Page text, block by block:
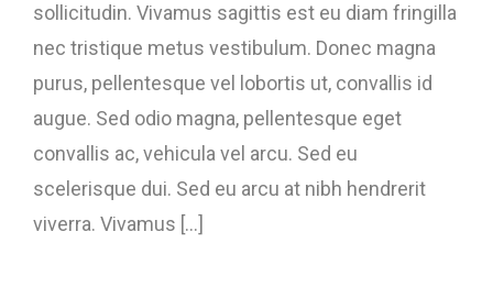
sollicitudin. Vivamus sagittis est eu diam fringilla
nec tristique metus vestibulum. Donec magna
purus, pellentesque vel lobortis ut, convallis id
augue. Sed odio magna, pellentesque eget
convallis ac, vehicula vel arcu. Sed eu
scelerisque dui. Sed eu arcu at nibh hendrerit
viverra. Vivamus [...]